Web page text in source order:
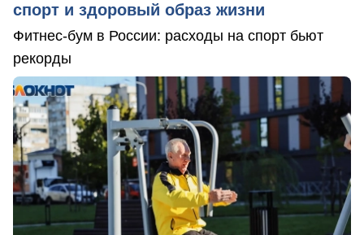
спорт и здоровый образ жизни
Фитнес-бум в России: расходы на спорт бьют
рекорды